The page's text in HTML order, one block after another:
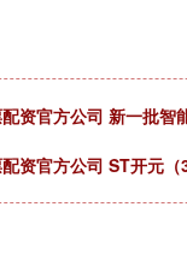
资官方公司 新一批智
资官方公司 ST开元